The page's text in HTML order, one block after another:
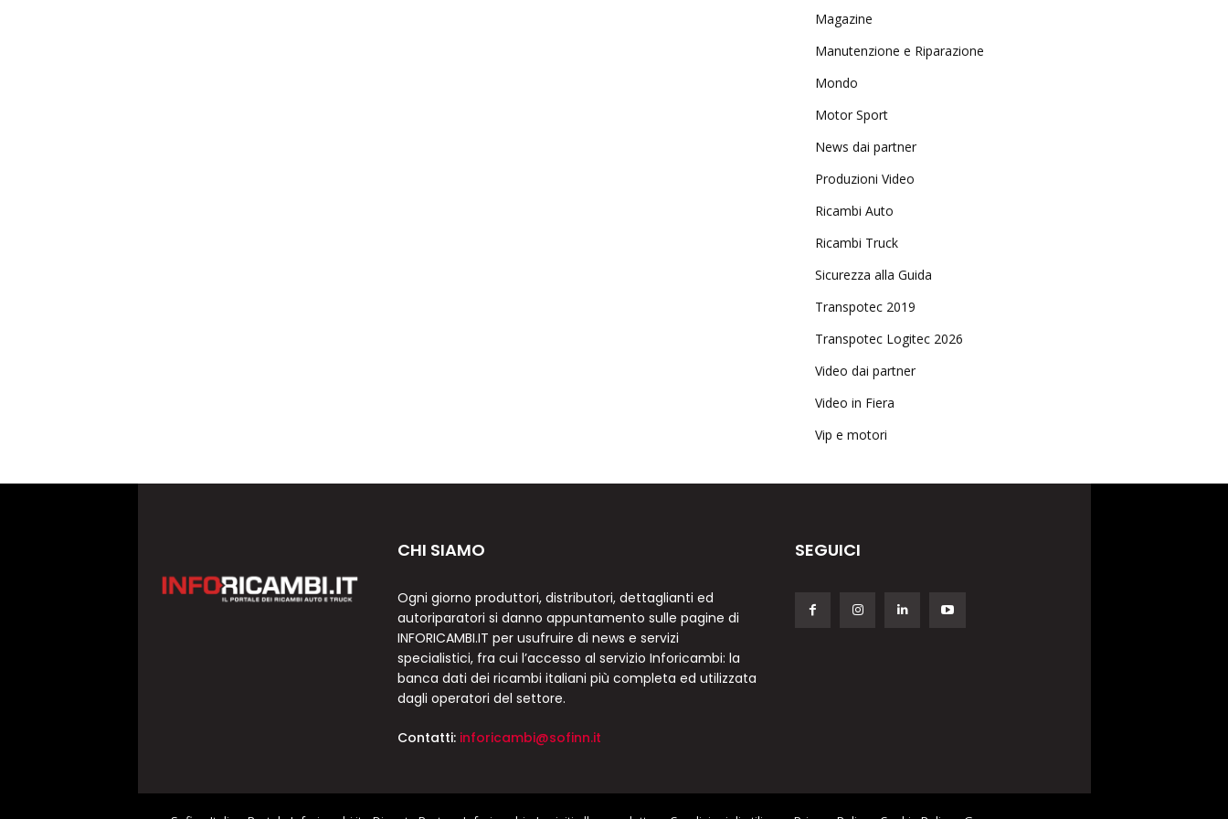
Magazine
Manutenzione e Riparazione
Mondo
Motor Sport
News dai partner
Produzioni Video
Ricambi Auto
Ricambi Truck
Sicurezza alla Guida
Transpotec 2019
Transpotec Logitec 2026
Video dai partner
Video in Fiera
Vip e motori
CHI SIAMO
Ogni giorno produttori, distributori, dettaglianti ed
autoriparatori si danno appuntamento sulle pagine di
INFORICAMBI.IT per usufruire di news e servizi
specialistici, fra cui l’accesso al servizio Inforicambi: la
banca dati dei ricambi italiani più completa ed utilizzata
dagli operatori del settore.
Contatti: inforicambi@sofinn.it
SEGUICI